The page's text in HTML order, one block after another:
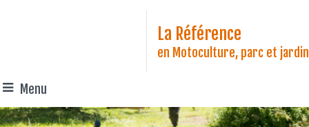
La Référence
en Motoculture, parc et jardin
Menu